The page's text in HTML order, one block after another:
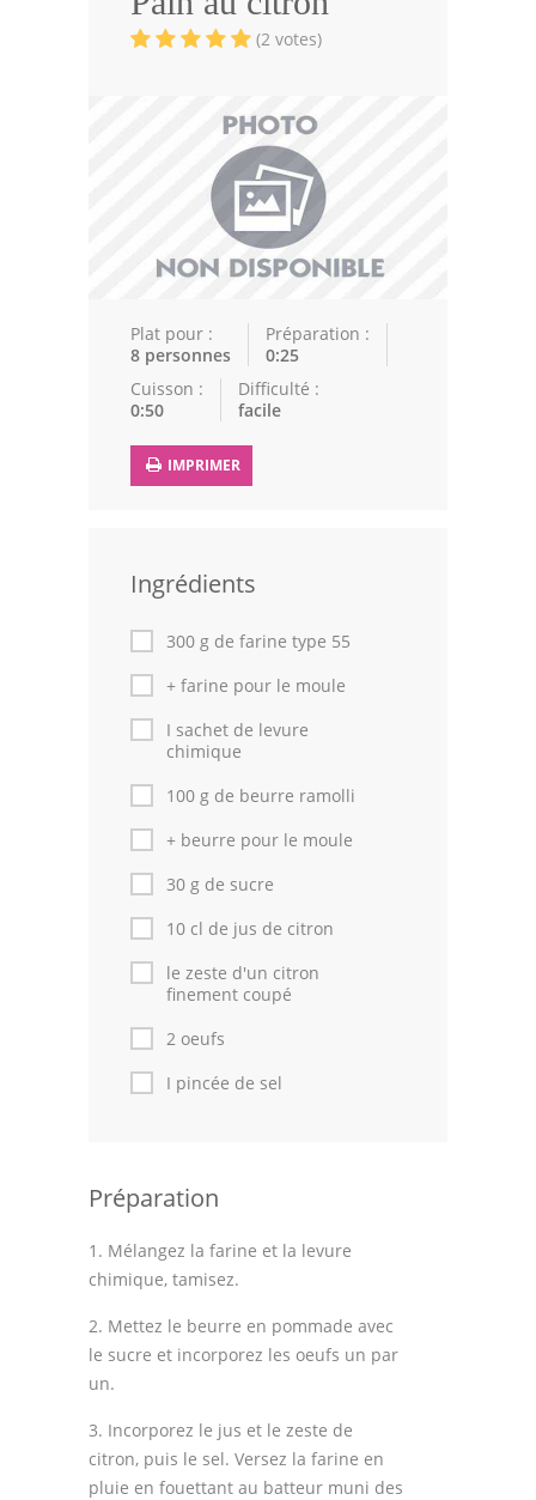
Volailles
Pâtisseries Orientales
Recettes marocaine
Cuisine Algérienne
Cuisine Tunisienne
Cuisine Libanaise
Articles
Actualités
Leçons de cuisine
Fêtes Religieuses
Chefs
Forum
Thèmes
Espace Personnel
(2 votes)
Plat pour :
8 personnes
Préparation :
0:25
Cuisson :
0:50
Difficulté :
facile
IMPRIMER
Ingrédients
300 g de farine type 55
+ farine pour le moule
I sachet de levure
chimique
100 g de beurre ramolli
+ beurre pour le moule
30 g de sucre
10 cl de jus de citron
le zeste d'un citron
finement coupé
2 oeufs
I pincée de sel
Préparation
1. Mélangez la farine et la levure
chimique, tamisez.
2. Mettez le beurre en pommade avec
le sucre et incorporez les oeufs un par
un.
3. Incorporez le jus et le zeste de
citron, puis le sel. Versez la farine en
pluie en fouettant au batteur muni des